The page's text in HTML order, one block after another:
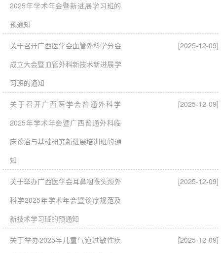
2025年学术年会暨新进展学习班的
预通知
关于召开广西医学会血管外科学分会
成立大会暨血管外科新技术新进展学
习班的通知
[2025-12-09]
关于召开广西医学会普通外科学
2025年学术年会暨广西普通外科临
床诊治与基础研究新进展培训班的通
知
[2025-12-09]
关于举办广西医学会耳鼻咽喉头颈外
科学2025年学术年会暨诊疗规范及
新技术学习班的预通知
[2025-12-09]
关于举办2025年儿童气道过敏性疾
[2025-12-09]